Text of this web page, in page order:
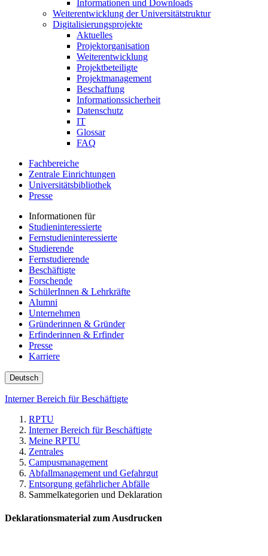
Informationen und Downloads
Weiterentwicklung der Universitätstruktur
Digitalisierungsprojekte
Aktuelles
Projektorganisation
Weiterentwicklung
Projektbeteiligte
Projektmanagement
Beschaffung
Informationssicherheit
Datenschutz
IT
Glossar
FAQ
Fachbereiche
Zentrale Einrichtungen
Universitätsbibliothek
Presse
Informationen für
Studieninteressierte
Fernstudieninteressierte
Studierende
Fernstudierende
Beschäftigte
Forschende
SchülerInnen & Lehrkräfte
Alumni
Unternehmen
Gründerinnen & Gründer
Erfinderinnen & Erfinder
Presse
Karriere
Deutsch
Interner Bereich für Beschäftigte
RPTU
Interner Bereich für Beschäftigte
Meine RPTU
Zentrales
Campusmanagement
Abfallmanagement und Gefahrgut
Entsorgung gefährlicher Abfälle
Sammelkategorien und Deklaration
Deklarationsmaterial zum Ausdrucken